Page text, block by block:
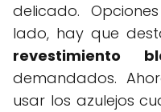
delicado.
lado, hay que
revestimiento
demandados.
usar los azulejos